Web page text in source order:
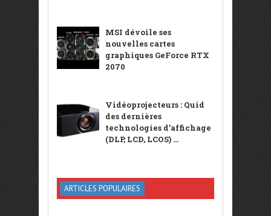
MSI dévoile ses
nouvelles cartes
graphiques GeForce RTX
2070
Vidéoprojecteurs : Quid
des dernières
technologies d’affichage
(DLP, LCD, LCOS) ...
ARTICLES POPULAIRES